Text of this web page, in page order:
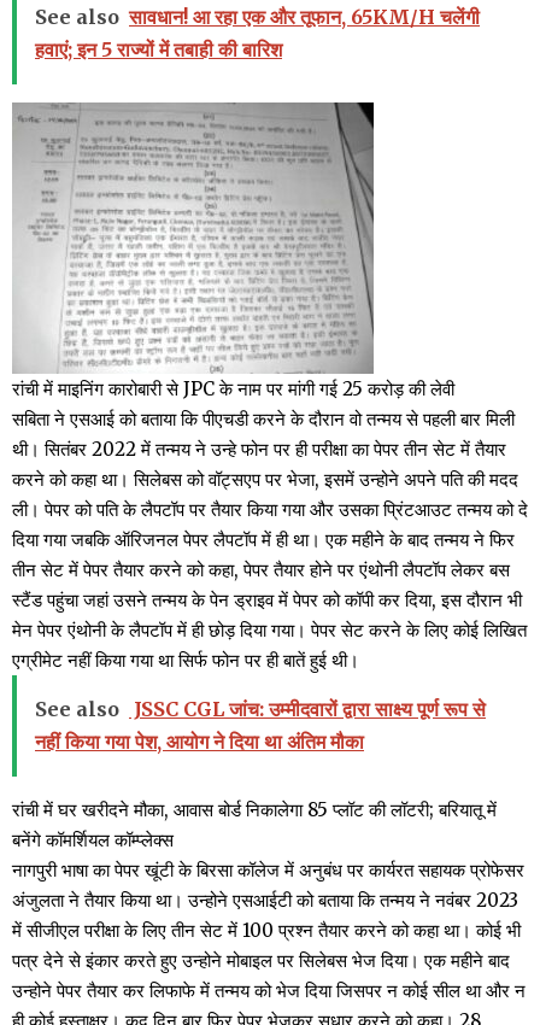
See also सावधान! आ रहा एक और तूफान, 65KM/H चलेंगी
हवाएं; इन 5 राज्यों में तबाही की बारिश
रांची में माइनिंग कारोबारी से JPC के नाम पर मांगी गई 25 करोड़ की लेवी
सबिता ने एसआई को बताया कि पीएचडी करने के दौरान वो तन्मय से पहली बार मिली
थी। सितंबर 2022 में तन्मय ने उन्हे फोन पर ही परीक्षा का पेपर तीन सेट में तैयार
करने को कहा था। सिलेबस को वॉट्सएप पर भेजा, इसमें उन्होने अपने पति की मदद
ली। पेपर को पति के लैपटॉप पर तैयार किया गया और उसका प्रिंटआउट तन्मय को दे
दिया गया जबकि ऑरिजनल पेपर लैपटॉप में ही था। एक महीने के बाद तन्मय ने फिर
तीन सेट में पेपर तैयार करने को कहा, पेपर तैयार होने पर एंथोनी लैपटॉप लेकर बस
स्टैंड पहुंचा जहां उसने तन्मय के पेन ड्राइव में पेपर को कॉपी कर दिया, इस दौरान भी
मेन पेपर एंथोनी के लैपटॉप में ही छोड़ दिया गया। पेपर सेट करने के लिए कोई लिखित
एग्रीमेट नहीं किया गया था सिर्फ फोन पर ही बातें हुई थी।
See also
JSSC CGL जांच: उम्मीदवारों द्वारा साक्ष्य पूर्ण रूप से
नहीं किया गया पेश, आयोग ने दिया था अंतिम मौका
रांची में घर खरीदने मौका, आवास बोर्ड निकालेगा 85 प्लॉट की लॉटरी; बरियातू में
बनेंगे कॉमर्शियल कॉम्प्लेक्स
नागपुरी भाषा का पेपर खूंटी के बिरसा कॉलेज में अनुबंध पर कार्यरत सहायक प्रोफेसर
अंजुलता ने तैयार किया था। उन्होने एसआईटी को बताया कि तन्मय ने नवंबर 2023
में सीजीएल परीक्षा के लिए तीन सेट में 100 प्रश्न तैयार करने को कहा था। कोई भी
पत्र देने से इंकार करते हुए उन्होने मोबाइल पर सिलेबस भेज दिया। एक महीने बाद
उन्होने पेपर तैयार कर लिफाफे में तन्मय को भेज दिया जिसपर न कोई सील था और न